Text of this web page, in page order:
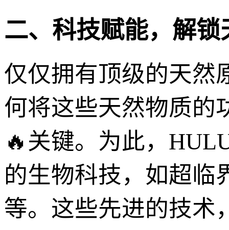
二、科技赋能，解
仅仅拥有顶级的天然
何将这些天然物质的
🔥关键。为此，
的生物科技，如超临
等。这些先进的技术